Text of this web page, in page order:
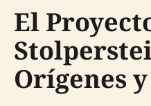
El
Orígenes